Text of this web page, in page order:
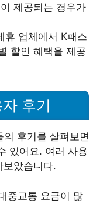
제공되는 경우가
휴 업체에서 K패스
할인 혜택을 제공
후기
후기를 살펴보면
있어요. 여러 사용
보았습니다.
중교통 요금이 많